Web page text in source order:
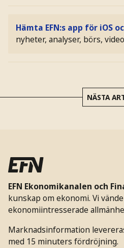
Hämta EFN:s app för iOS
nyheter, analyser, börs,
NÄSTA
EFN Ekonomikanalen och
kunskap om ekonomi. Vi
ekonomiintresserade
Marknadsinformation
med 15 minuters fördröjning.